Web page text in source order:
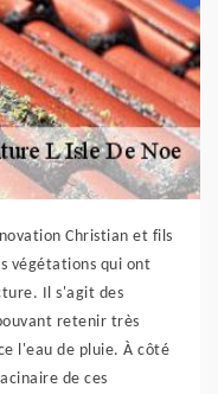
Christian et fils
végétations qui ont
Il s'agit des
retenir très
l'eau de pluie. À côté
de ces